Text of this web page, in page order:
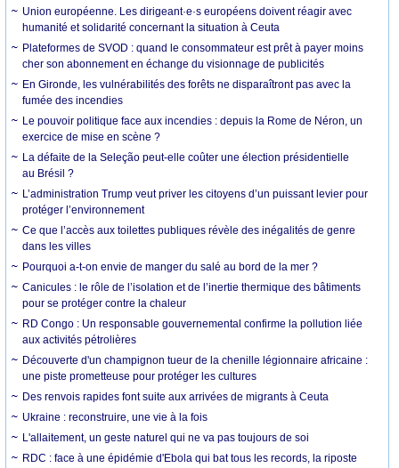
Union européenne. Les dirigeant·e·s européens doivent réagir avec
humanité et solidarité concernant la situation à Ceuta
Plateformes de SVOD : quand le consommateur est prêt à payer moins
cher son abonnement en échange du visionnage de publicités
En Gironde, les vulnérabilités des forêts ne disparaîtront pas avec la
fumée des incendies
Le pouvoir politique face aux incendies : depuis la Rome de Néron, un
exercice de mise en scène ?
La défaite de la Seleção peut-elle coûter une élection présidentielle
au Brésil ?
L’administration Trump veut priver les citoyens d’un puissant levier pour
protéger l’environnement
Ce que l’accès aux toilettes publiques révèle des inégalités de genre
dans les villes
Pourquoi a-t-on envie de manger du salé au bord de la mer ?
Canicules : le rôle de l’isolation et de l’inertie thermique des bâtiments
pour se protéger contre la chaleur
RD Congo : Un responsable gouvernemental confirme la pollution liée
aux activités pétrolières
Découverte d'un champignon tueur de la chenille légionnaire africaine :
une piste prometteuse pour protéger les cultures
Des renvois rapides font suite aux arrivées de migrants à Ceuta
Ukraine : reconstruire, une vie à la fois
L'allaitement, un geste naturel qui ne va pas toujours de soi
RDC : face à une épidémie d'Ebola qui bat tous les records, la riposte